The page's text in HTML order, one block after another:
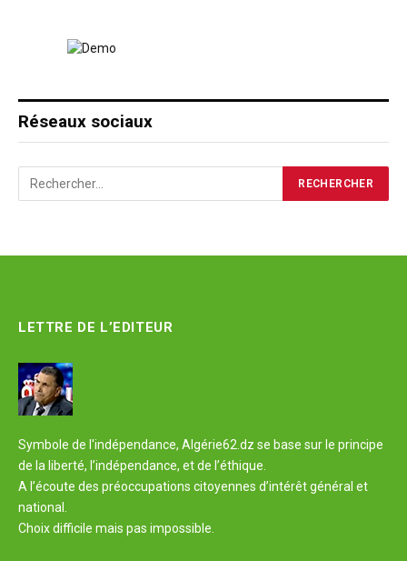
Réseaux sociaux
LETTRE DE L’EDITEUR
Symbole de l'indépendance, Algérie62.dz se base sur le principe
de la liberté, l’indépendance, et de l’éthique.
A l’écoute des préoccupations citoyennes d’intérêt général et
national.
Choix difficile mais pas impossible.